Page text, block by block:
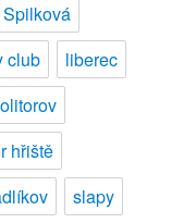
club
liberec
hřiště
slapy